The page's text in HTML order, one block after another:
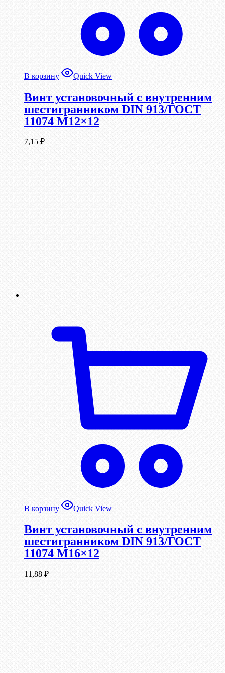
В корзину Quick View
Винт установочный с внутренним
шестигранником DIN 913/ГОСТ
11074 М12×12
7,15 ₽
В корзину Quick View
Винт установочный с внутренним
шестигранником DIN 913/ГОСТ
11074 М16×12
11,88 ₽